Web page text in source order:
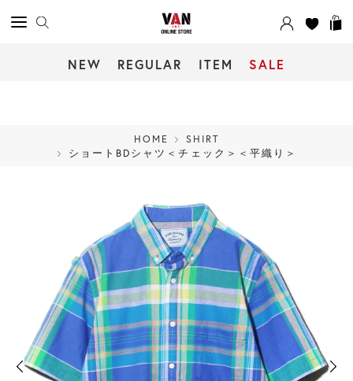
NEW REGULAR ITEM SALE
HOME
SHIRT
ショートBDシャツ＜チェック＞＜平織り＞